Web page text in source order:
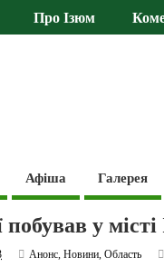
Про Ізюм
Афіша Галерея
у місті
Анонс,Новини,Область